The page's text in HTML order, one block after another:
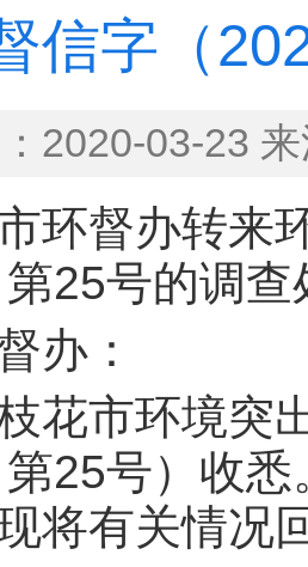
信字（
2020-03-23
督办转来环
第25号的调
：
市环境突出
第25号）收
将有关情况